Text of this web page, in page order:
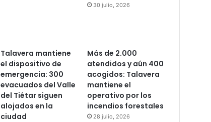
30 julio, 2026
Talavera mantiene
el dispositivo de
emergencia: 300
evacuados del Valle
del Tiétar siguen
alojados en la
ciudad
Más de 2.000
atendidos y aún 400
acogidos: Talavera
mantiene el
operativo por los
incendios forestales
28 julio, 2026